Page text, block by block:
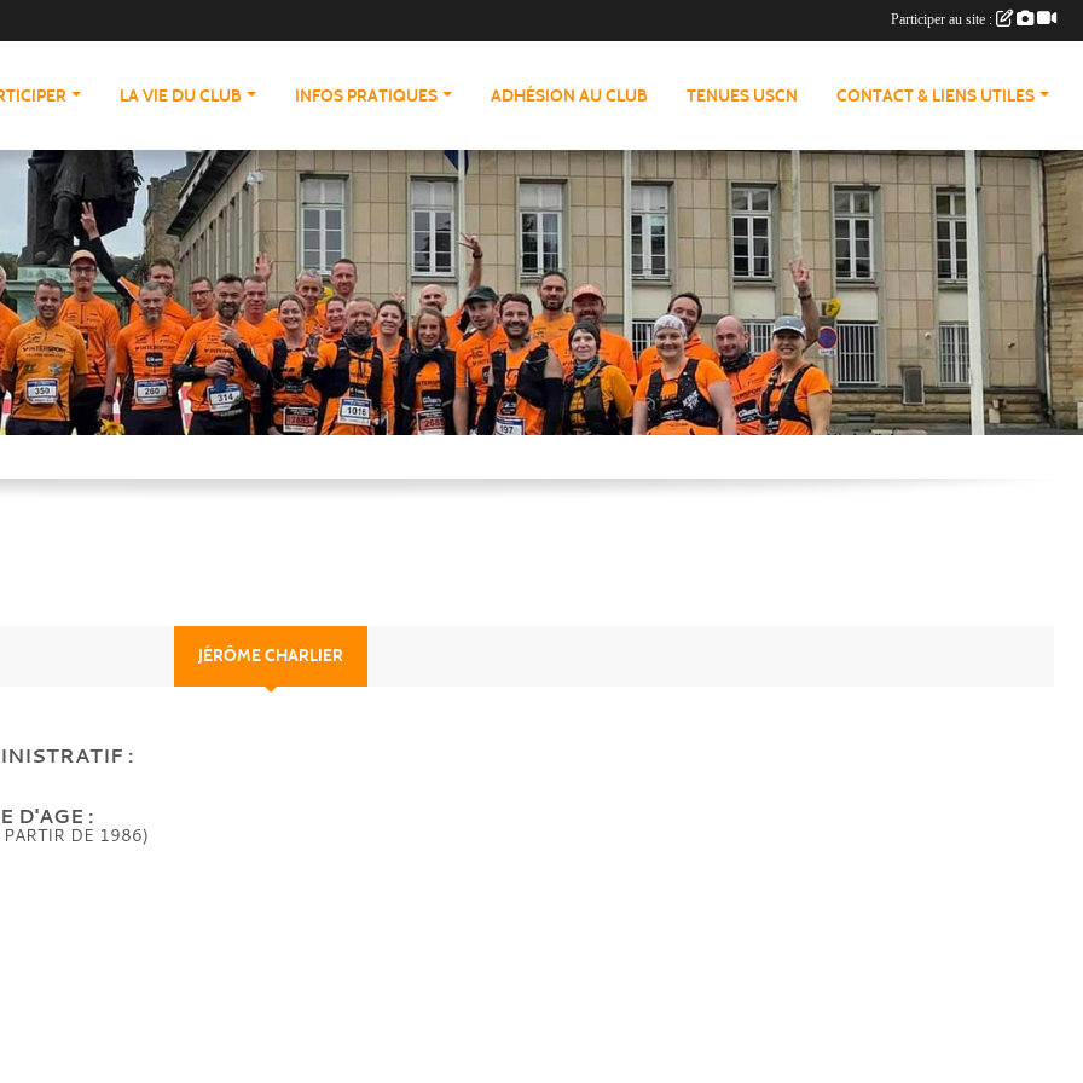
LA VIE DU CLUB INFOS PRATIQUES ADHÉSION AU CLUB TENUES USCN CONTACT & LIENS UTILES
JÉRÔME CHARLIER
:
D'AGE :
PARTIR DE 1986)
Participer au site :